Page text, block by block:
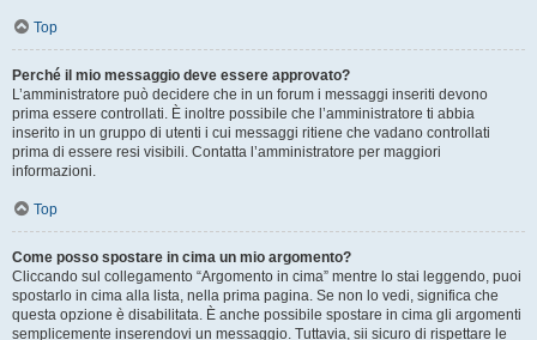
Top
Perché il mio messaggio deve essere approvato?
L’amministratore può decidere che in un forum i messaggi inseriti devono
prima essere controllati. È inoltre possibile che l’amministratore ti abbia
inserito in un gruppo di utenti i cui messaggi ritiene che vadano controllati
prima di essere resi visibili. Contatta l’amministratore per maggiori
informazioni.
Top
Come posso spostare in cima un mio argomento?
Cliccando sul collegamento “Argomento in cima” mentre lo stai leggendo, puoi
spostarlo in cima alla lista, nella prima pagina. Se non lo vedi, significa che
questa opzione è disabilitata. È anche possibile spostare in cima gli argomenti
semplicemente inserendovi un messaggio. Tuttavia, sii sicuro di rispettare le